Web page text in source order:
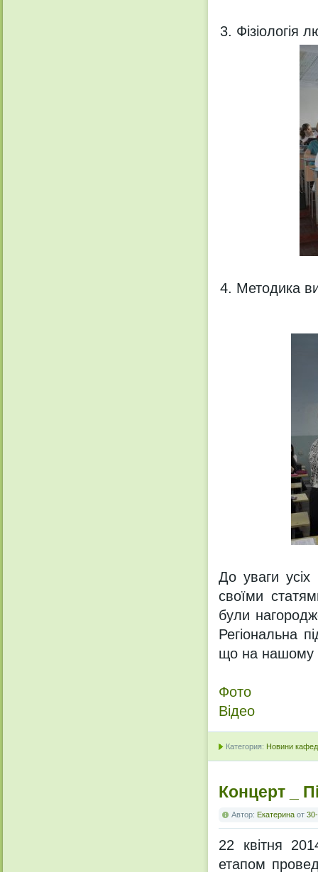
Фізіологія
Методика
До уваги усіх
своїми
були
Регіональна
що на нашому
Фото
Відео
Категория: Новини
Концерт _
Автор: Екатерина от
22 квітня
етапом